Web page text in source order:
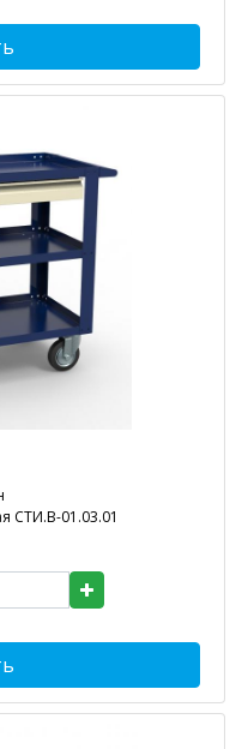
СТИ.В-01.03.01